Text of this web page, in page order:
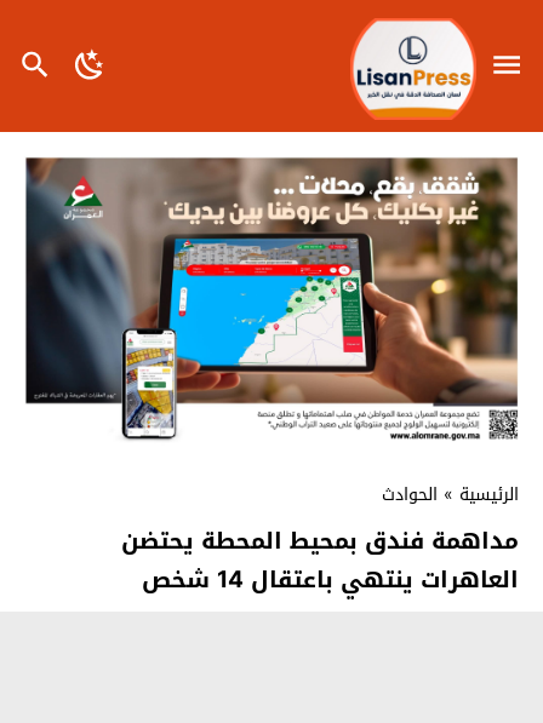
الرئيسية » الحوادث
مداهمة فندق بمحيط المحطة يحتضن
العاهرات ينتهي باعتقال 14 شخص